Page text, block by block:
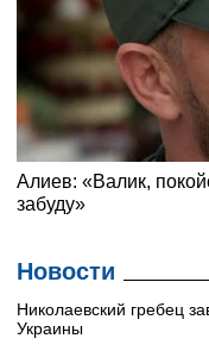
Новости
Николаевский гребец
Украины